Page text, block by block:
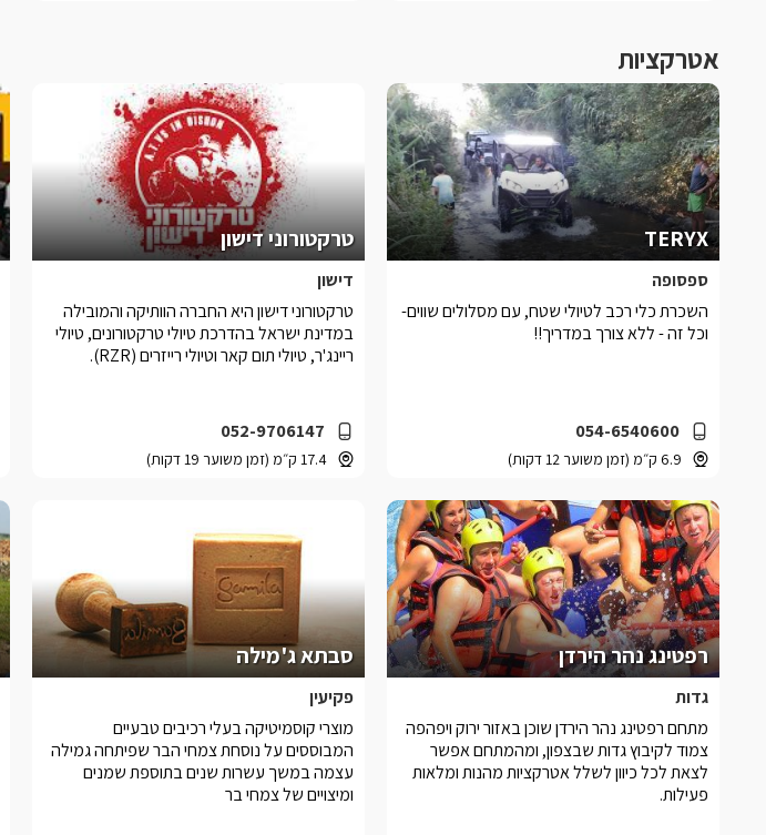
אטרקציות
TERYX
ספסופה
054-6540600
6.9 ק״מ (זמן משוער 12 דקות)
השכרת כלי רכב לטיולי שטח, עם מסלולים שווים-
וכל זה - ללא צורך במדריך!!
טרקטורוני דישון
דישון
052-9706147
17.4 ק״מ (זמן משוער 19 דקות)
טרקטורוני דישון היא החברה הוותיקה והמובילה
במדינת ישראל בהדרכת טיולי טרקטורונים, טיולי
ריינג'ר, טיולי תום קאר וטיולי רייזרים (RZR).
רפטינג נהר הירדן
גדות
מתחם רפטינג נהר הירדן שוכן באזור ירוק ויפהפה
צמוד לקיבוץ גדות שבצפון, ומהמתחם אפשר
לצאת לכל כיוון לשלל אטרקציות מהנות ומלאות
פעילות.
סבתא ג'מילה
פקיעין
מוצרי קוסמיטיקה בעלי רכיבים טבעיים
המבוססים על נוסחת צמחי הבר שפיתחה גמילה
עצמה במשך עשרות שנים בתוספת שמנים
ומיצויים של צמחי בר